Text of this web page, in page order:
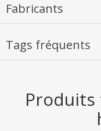
Fabricants
Tags fréquents
Produits